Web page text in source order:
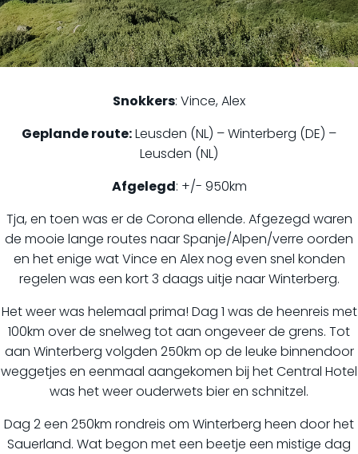
Snokkers: Vince, Alex
Geplande route:Leusden (NL) – Winterberg (DE) –
Leusden (NL)
Afgelegd: +/- 950km
Tja, en toen was er de Corona ellende. Afgezegd waren
de mooie lange routes naar Spanje/Alpen/verre oorden
en het enige wat Vince en Alex nog even snel konden
regelen was een kort 3 daags uitje naar Winterberg.
Het weer was helemaal prima! Dag 1 was de heenreis met
100km over de snelweg tot aan ongeveer de grens. Tot
aan Winterberg volgden 250km op de leuke binnendoor
weggetjes en eenmaal aangekomen bij het Central Hotel
was het weer ouderwets bier en schnitzel.
Dag 2 een 250km rondreis om Winterberg heen door het
Sauerland. Wat begon met een beetje een mistige dag